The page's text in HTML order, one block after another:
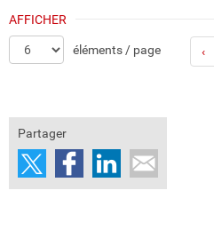
‹
AFFICHER
éléments / page
Partager